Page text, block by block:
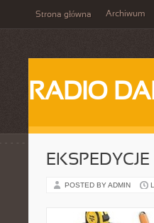
Strona główna Archiwum
RADIO
POSTED BY ADMIN